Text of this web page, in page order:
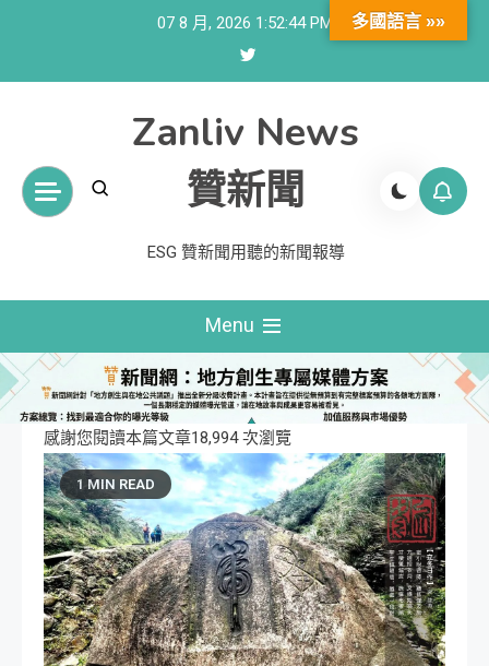
07 8 月, 2026 1:52:45 PM
Zanliv News
贊新聞
ESG 贊新聞用聽的新聞報導
Menu
感謝您閱讀本篇文章18,994 次瀏覽
1 MIN READ
多國語言 »»